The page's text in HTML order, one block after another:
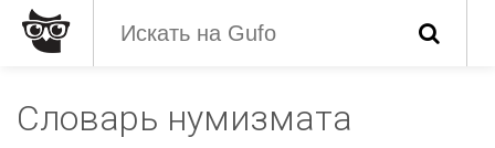
Словарь нумизмата